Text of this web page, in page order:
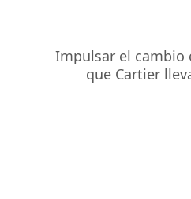
Impulsar el cambio
que Cartier